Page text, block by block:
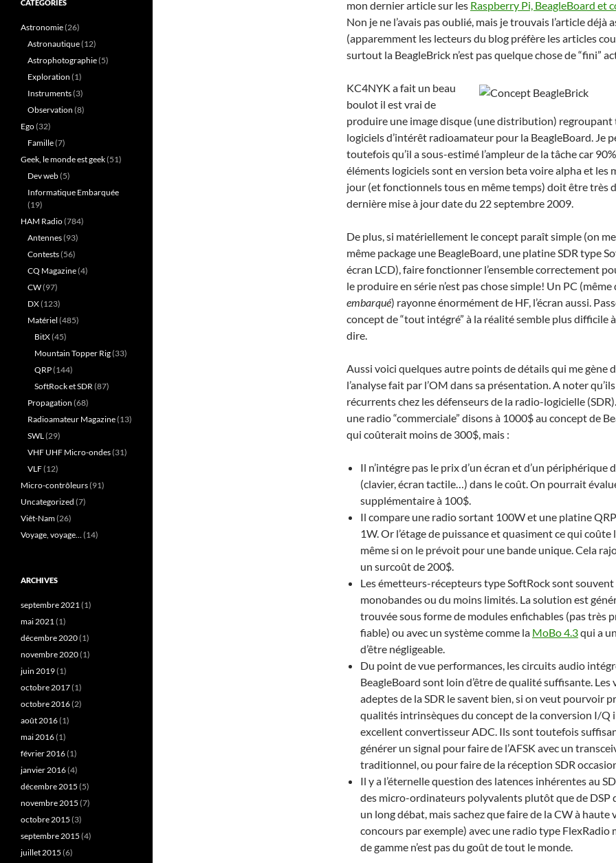
mon dernier article sur les Raspberry Pi, BeagleBoard et
Non je ne l’avais pas oublié, mais je trouvais l’article déjà
(apparemment les lecteurs du blog préfère les articles
surtout la BeagleBrick n’est pas quelque chose de “fini”
KC4NYK a fait un beau
boulot il est vrai de
produire une image disque (une distribution) regroupant
logiciels d’intérêt radioamateur pour la BeagleBoard. Je
toutefois qu’il a sous-estimé l’ampleur de la tâche car
éléments logiciels sont en version beta voire alpha et les
jour (et fonctionnels tous en même temps) doit être très
dernière mise à jour date du 22 septembre 2009.
De plus, si matériellement le concept paraît simple (on
même package une BeagleBoard, une platine SDR type
écran LCD), faire fonctionner l’ensemble correctement
le produire en série n’est pas chose simple! Un PC
embarqué) rayonne énormément de HF, l’écran aussi.
concept de “tout intégré” à la réalité semble plus difficile à
dire.
Aussi voici quelques autre points de détails qui me gène
l’analyse fait par l’OM dans sa présentation. A noter
récurrents chez les défenseurs de la radio-logicielle
une radio “commerciale” disons à 1000$ au concept de
qui coûterait moins de 300$, mais :
Il n’intégre pas le prix d’un écran et d’un périphérique
(clavier, écran tactile…) dans le coût. On pourrait
supplémentaire à 100$.
Il compare une radio sortant 100W et une platine
1W. Or l’étage de puissance et quasiment ce qui coûte
même si on le prévoit pour une bande unique. Cela
un surcoût de 200$.
Les émetteurs-récepteurs type SoftRock sont souvent
monobandes ou du moins limités. La solution est
trouvée sous forme de modules enfichables (pas très
fiable) ou avec un système comme la MoBo 4.3qui a
d’être négligeable.
Du point de vue performances, les circuits audio
BeagleBoard sont loin d’être de qualité suffisante. Les
adeptes de la SDR le savent bien, si on veut pourvoir
qualités intrinsèques du concept de la conversion I/Q
excellent convertisseur ADC. Ils sont toutefois
générer un signal pour faire de l’AFSK avec un
traditionnel, ou pour faire de la réception SDR
Il y a l’éternelle question des latences inhérentes au
des micro-ordinateurs polyvalents plutôt que de DSP
un long débat, mais sachez que faire de la CW à haute
concours par exemple) avec une radio type FlexRadio
de gamme n’est pas du goût de tout le monde.
CATÉGORIES
Astronomie(26)
Astronautique(12)
Astrophotographie(5)
Exploration (1)
Instruments(3)
Observation (8)
Ego(32)
Famille(7)
Geek, le monde est geek(51)
Dev web(5)
Informatique Embarquée
(19)
HAM Radio(784)
Antennes(93)
Contests(56)
CQ Magazine(4)
CW(97)
DX(123)
Matériel (485)
BitX(45)
Mountain Topper Rig(33)
QRP(144)
SoftRock et SDR(87)
Propagation (68)
Radioamateur Magazine(13)
SWL(29)
VHF UHF Micro-ondes(31)
VLF(12)
Micro-contrôleurs(91)
Uncategorized (7)
Viêt-Nam(26)
Voyage, voyage…(14)
ARCHIVES
septembre 2021(1)
mai 2021(1)
décembre 2020(1)
novembre 2020(1)
juin 2019(1)
octobre 2017(1)
octobre 2016(2)
août 2016(1)
mai 2016(1)
février 2016(1)
janvier 2016(4)
décembre 2015 (5)
novembre 2015 (7)
octobre 2015 (3)
septembre 2015 (4)
juillet 2015 (6)